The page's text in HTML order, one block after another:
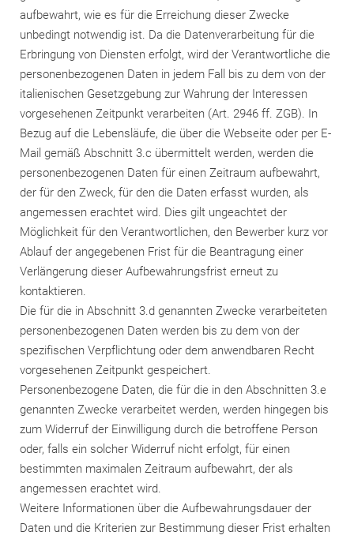
aufbewahrt, wie es für die Erreichung dieser Zwecke
unbedingt notwendig ist. Da die Datenverarbeitung für die
Erbringung von Diensten erfolgt, wird der Verantwortliche die
personenbezogenen Daten in jedem Fall bis zu dem von der
italienischen Gesetzgebung zur Wahrung der Interessen
vorgesehenen Zeitpunkt verarbeiten (Art. 2946 ff. ZGB). In
Bezug auf die Lebensläufe, die über die Webseite oder per E-
Mail gemäß Abschnitt 3.c übermittelt werden, werden die
personenbezogenen Daten für einen Zeitraum aufbewahrt,
der für den Zweck, für den die Daten erfasst wurden, als
angemessen erachtet wird. Dies gilt ungeachtet der
Möglichkeit für den Verantwortlichen, den Bewerber kurz vor
Ablauf der angegebenen Frist für die Beantragung einer
Verlängerung dieser Aufbewahrungsfrist erneut zu
kontaktieren.
Die für die in Abschnitt 3.d genannten Zwecke verarbeiteten
personenbezogenen Daten werden bis zu dem von der
spezifischen Verpflichtung oder dem anwendbaren Recht
vorgesehenen Zeitpunkt gespeichert.
Personenbezogene Daten, die für die in den Abschnitten 3.e
genannten Zwecke verarbeitet werden, werden hingegen bis
zum Widerruf der Einwilligung durch die betroffene Person
oder, falls ein solcher Widerruf nicht erfolgt, für einen
bestimmten maximalen Zeitraum aufbewahrt, der als
angemessen erachtet wird.
Weitere Informationen über die Aufbewahrungsdauer der
Daten und die Kriterien zur Bestimmung dieser Frist erhalten